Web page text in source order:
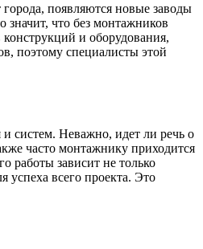
появляются новые заводы
что без монтажников
и оборудования,
поэтому специалисты этой
и систем. Неважно, идет ли речь о
часто монтажнику приходится
работы зависит не только
успеха всего проекта. Это